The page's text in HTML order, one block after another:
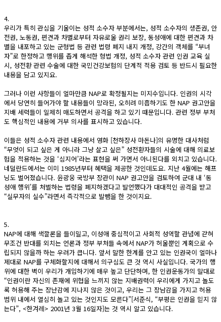
4.
우리가 특히 관심을 기울이는 성적 소수자 부분에서는, 성적 소수자의 생존권, 안
전권, 노동권, 편견과 차별로부터 자유로울 권리 보장, 동성애에 대한 편견과 차
별을 내포하고 있는 군형법 등 관련 법령 폐지 내지 개정, 강간의 객체를 “부녀
자”로 한정하고 행위를 좁게 해석한 형법 개정, 성적 소수자 관련 인권 교육 실
시, 성전환 관련 수술에 대한 국민건강보험의 단계적 적용 검토 등 반드시 필요한
내용을 담고 있지요.
그러나 이런 사항들이 얼마만큼 NAP로 확정될지는 미지수입니다. 인권의 시각
에서 당연히 들어가야 할 내용들이 망라된, 오히려 미흡하기도 한 NAP 권고안을
지배 세력들이 일제히 매도하면서 공격을 하고 있기 때문입니다. 관련 정부 부처
도 핵심적인 내용에 거부 의사를 표시하고 있습니다.
이들은 성적 소수자 관련 내용에서 영화 [천하장사 마돈나]의 유명한 대사처럼
“무엇이 되고 싶은 게 아니라 그냥 살고 싶은” 성전환자들의 시술에 대해 의료보
험을 적용하는 것을 ‘심지어’라는 표현을 써 가면서 아니된다를 외치고 있습니다.
네덜란드에서는 이미 1985년부터 혜택을 제공한 것인데도요. 지난 4월에는 해프
닝도 벌어졌습니다. 윤광웅 국방부 장관이 NAP 권고안을 검토하여 군대 내 ‘동
성애 행위’를 처벌하는 법령을 폐지하겠다고 발언했다가 대대적인 공격을 받고
“실무자의 실수”라면서 즉각적으로 발뺌을 한 것이지요.
5.
NAP에 대해 색깔론을 들이밀고, 이성애 중심적이고 사회적 성역할 관념에 갇혀
무조건 반대를 외치는 언론과 정부 부처들 속에서 NAP가 허울뿐인 계획으로 수
립되지 않을까 하는 우려가 큽니다. 앞서 말한 한계를 안고 있는 인권국이 얼마나
제대로 NAP를 구체화할지에 대해서 의구심도 큰 것 역시 사실입니다. 국가의 행
위에 대한 벽이 우리가 개입하기에 매우 높고 단단하며, 한 인권운동가의 말대로
“인권이란 자신의 존재에 위협을 느끼지 않는 지배권력이 우리에게 가지고 놀도
록 허용해 주는 장난감에 지나지 않은 것이고, 우리는 그 장남감을 가지고 허용
범위 내에서 열심히 놀고 있는 것인지도 모른다”[서준식, “부평은 인권을 믿지 않
는다”, <한겨레> 2001년 3월 16일자]는 것 역시 알고 있습니다.